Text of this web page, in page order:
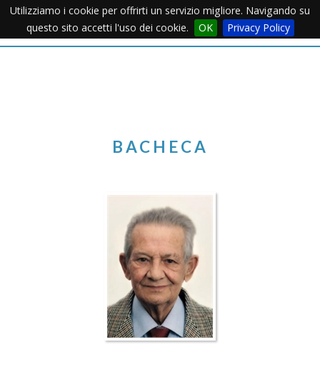
Utilizziamo i cookie per offrirti un servizio migliore. Navigando su
questo sito accetti l'uso dei cookie.
OK Privacy PolicyMenu
BACHECA